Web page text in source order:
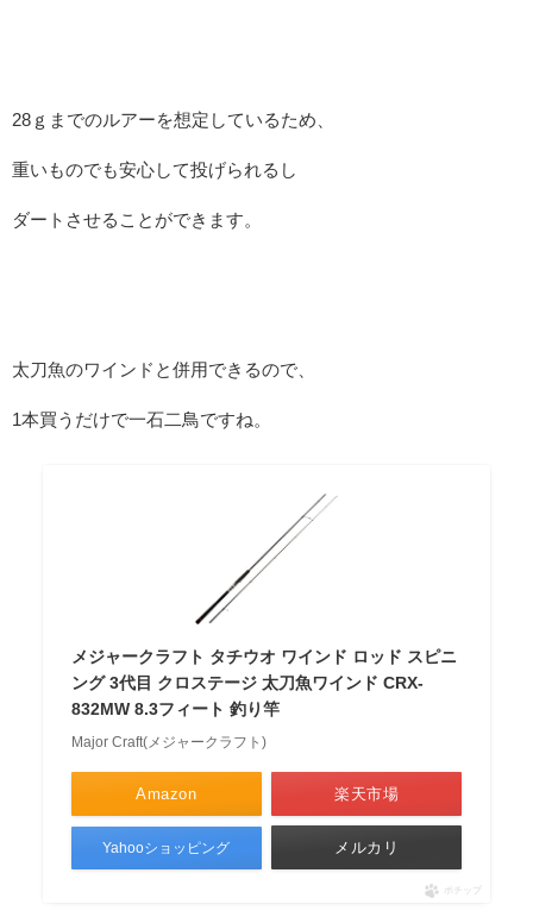
28ｇまでのルアーを想定しているため、
重いものでも安心して投げられるし
ダートさせることができます。
太刀魚のワインドと併用できるので、
1本買うだけで一石二鳥ですね。
メジャークラフト タチウオ ワインド ロッド スピニ
ング 3代目 クロステージ 太刀魚ワインド CRX-
832MW 8.3フィート 釣り竿
Major Craft(メジャークラフト)
Amazon 楽天市場
Yahooショッピング メルカリ
ポチップ